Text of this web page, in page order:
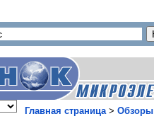
Главная страница> Обзоры